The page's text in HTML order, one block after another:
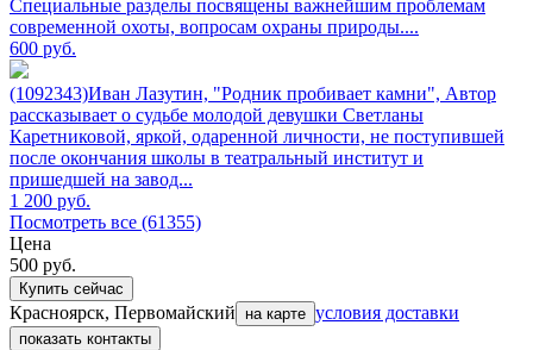
Специальные разделы посвящены важнейшим проблемам
современной охоты, вопросам охраны природы....
600 руб.
(1092343)Иван Лазутин, "Родник пробивает камни", Автор
рассказывает о судьбе молодой девушки Светланы
Каретниковой, яркой, одаренной личности, не поступившей
после окончания школы в театральный институт и
пришедшей на завод...
1 200 руб.
Посмотреть все (61355)
Цена
500 руб.
Купить сейчас
Красноярск, Первомайский на карте условия доставки
показать контакты